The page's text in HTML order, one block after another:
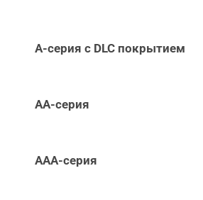
А-серия c DLC покрытием
АА-серия
ААА-серия